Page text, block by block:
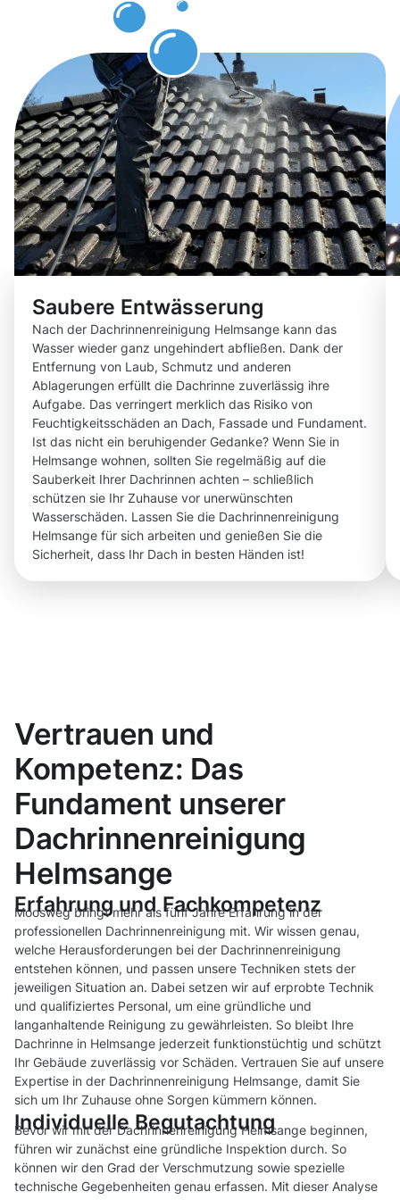
Saubere Entwässerung
Nach der Dachrinnenreinigung Helmsange kann das
Wasser wieder ganz ungehindert abfließen. Dank der
Entfernung von Laub, Schmutz und anderen
Ablagerungen erfüllt die Dachrinne zuverlässig ihre
Aufgabe. Das verringert merklich das Risiko von
Feuchtigkeitsschäden an Dach, Fassade und Fundament.
Ist das nicht ein beruhigender Gedanke? Wenn Sie in
Helmsange wohnen, sollten Sie regelmäßig auf die
Sauberkeit Ihrer Dachrinnen achten – schließlich
schützen sie Ihr Zuhause vor unerwünschten
Wasserschäden. Lassen Sie die Dachrinnenreinigung
Helmsange für sich arbeiten und genießen Sie die
Sicherheit, dass Ihr Dach in besten Händen ist!
Vertrauen und
Kompetenz: Das
Fundament unserer
Dachrinnenreinigung
Helmsange
Erfahrung und Fachkompetenz
Moosweg bringt mehr als fünf Jahre Erfahrung in der
professionellen Dachrinnenreinigung mit. Wir wissen genau,
welche Herausforderungen bei der Dachrinnenreinigung
entstehen können, und passen unsere Techniken stets der
jeweiligen Situation an. Dabei setzen wir auf erprobte Technik
und qualifiziertes Personal, um eine gründliche und
langanhaltende Reinigung zu gewährleisten. So bleibt Ihre
Dachrinne in Helmsange jederzeit funktionstüchtig und schützt
Ihr Gebäude zuverlässig vor Schäden. Vertrauen Sie auf unsere
Expertise in der Dachrinnenreinigung Helmsange, damit Sie
sich um Ihr Zuhause ohne Sorgen kümmern können.
Individuelle Begutachtung
Bevor wir mit der Dachrinnenreinigung Helmsange beginnen,
führen wir zunächst eine gründliche Inspektion durch. So
können wir den Grad der Verschmutzung sowie spezielle
technische Gegebenheiten genau erfassen. Mit dieser Analyse